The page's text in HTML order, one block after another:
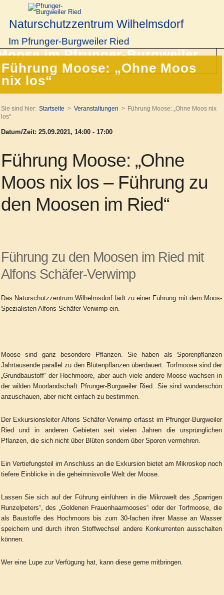
Naturschutzzentrum Wilhelmsdorf
Im Pfrunger-Burgweiler Ried
Führung Moose: „Ohne Moos
nix los“
Sie sind hier: Startseite Veranstaltungen
Führung Moose: „Ohne Moos nix
los“
Datum/Zeit: 25.09.2021, 14:00 - 17:00
Führung Moose: „Ohne
Moos nix los – Führung zu
den Moosen im Ried“
Führung zu den Moosen im Ried mit
Alfons Schäfer-Verwimp
Das Naturschutzzentrum Wilhelmsdorf lädt zu einer Führung mit dem Moos-
Spezialisten Alfons Schäfer-Verwimp ein.
Moose sind ganz besondere Pflanzen. Sie haben als Sporenpflanzen
Jahrtausende parallel zu den Blütenpflanzen überdauert. Torfmoose sind der
„Grundbaustoff“ der Hochmoore, aber auch viele andere Moose wachsen in
der wilden Moorlandschaft Pfrunger-Burgweiler Ried. Sie sind wunderschön
anzuschauen, aber nicht einfach zu bestimmen.
Der Exkursionsleiter Alfons Schäfer-Verwimp erfasst im Pfrunger-Burgweiler
Ried und in anderen Gebieten seit vielen Jahren die ursprünglichen
Pflanzen, die sich nicht über Blüten sondern über Sporen vermehren.
Ein Vertiefungsteil im Anschluss an die Exkursion bietet am Mikroskop noch
tiefere Einblicke in die geheimnisvolle Welt der Moose.
Lassen Sie sich auf der Führung einführen in die Mikrowelt des „Sparrigen
Runzelpeters“, des „Goldenen Frauenhaarmooses“ oder der Torfmoose, die
als Baustoffe des Hochmoors bis zum 30-fachen ihrer Masse an Wasser
speichern und durch ihren Stoffwechsel andere Konkurrenten ausschalten
können.
Wer eine Lupe zur Verfügung hat, kann diese gerne mitbringen.